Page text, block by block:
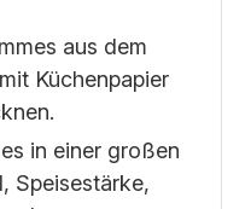
aus dem
Küchenpapier
in einer großen
Speisestärke,